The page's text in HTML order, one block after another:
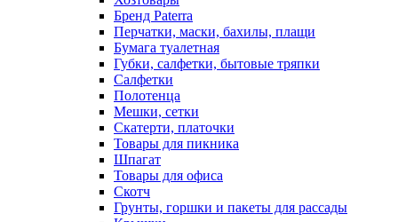
Бренд Paterra
Перчатки, маски, бахилы, плащи
Бумага туалетная
Губки, салфетки, бытовые тряпки
Салфетки
Полотенца
Мешки, сетки
Скатерти, платочки
Товары для пикника
Шпагат
Товары для офиса
Скотч
Грунты, горшки и пакеты для рассады